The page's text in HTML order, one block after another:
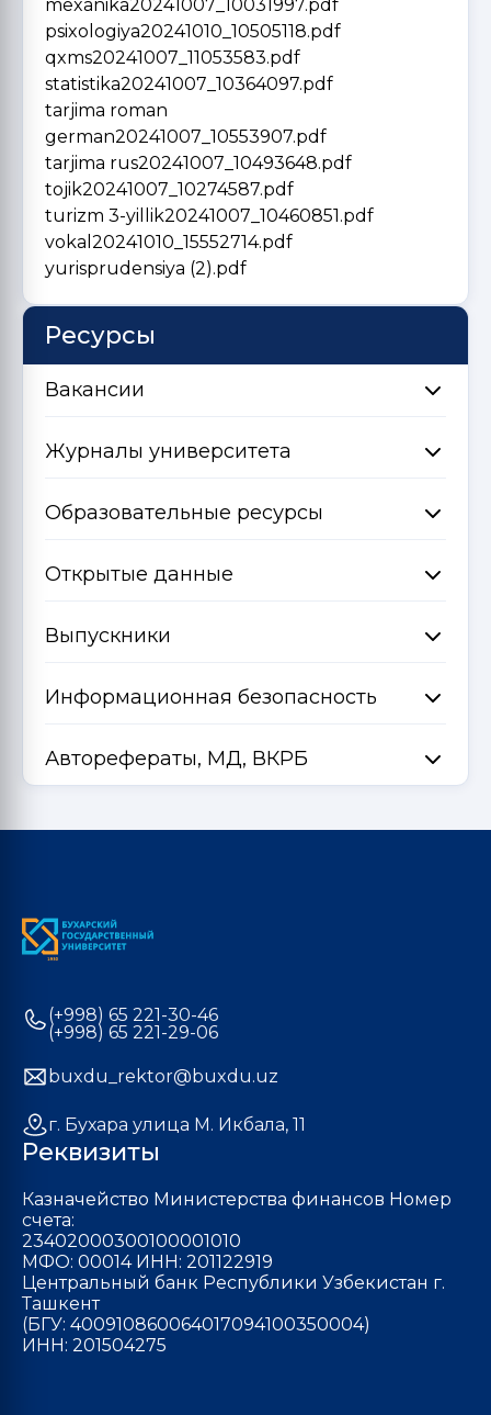
mexanika20241007_10031997.pdf
psixologiya20241010_10505118.pdf
qxms20241007_11053583.pdf
statistika20241007_10364097.pdf
tarjima roman
german20241007_10553907.pdf
tarjima rus20241007_10493648.pdf
tojik20241007_10274587.pdf
turizm 3-yillik20241007_10460851.pdf
vokal20241010_15552714.pdf
yurisprudensiya (2).pdf
Ресурсы
Вакансии
Журналы университета
Образовательные ресурсы
Открытые данные
Выпускники
Информационная безопасность
Авторефераты, МД, ВКРБ
(+998) 65 221-30-46
(+998) 65 221-29-06
buxdu_rektor@buxdu.uz
г. Бухара улица М. Икбала, 11
Реквизиты
Казначейство Министерства финансов Номер
счета:
23402000300100001010
МФО: 00014 ИНН: 201122919
Центральный банк Республики Узбекистан г.
Ташкент
(БГУ: 400910860064017094100350004)
ИНН: 201504275